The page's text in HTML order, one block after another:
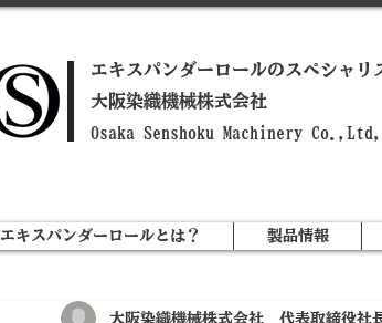
エキスパンダーロールのスペシャリ
​大阪染織機械株式会社
​Osaka Senshoku Machinery Co.,Ltd,
エキスパンダーロールとは？ 製品情報
大阪染織機械株式会社 代表取締役社